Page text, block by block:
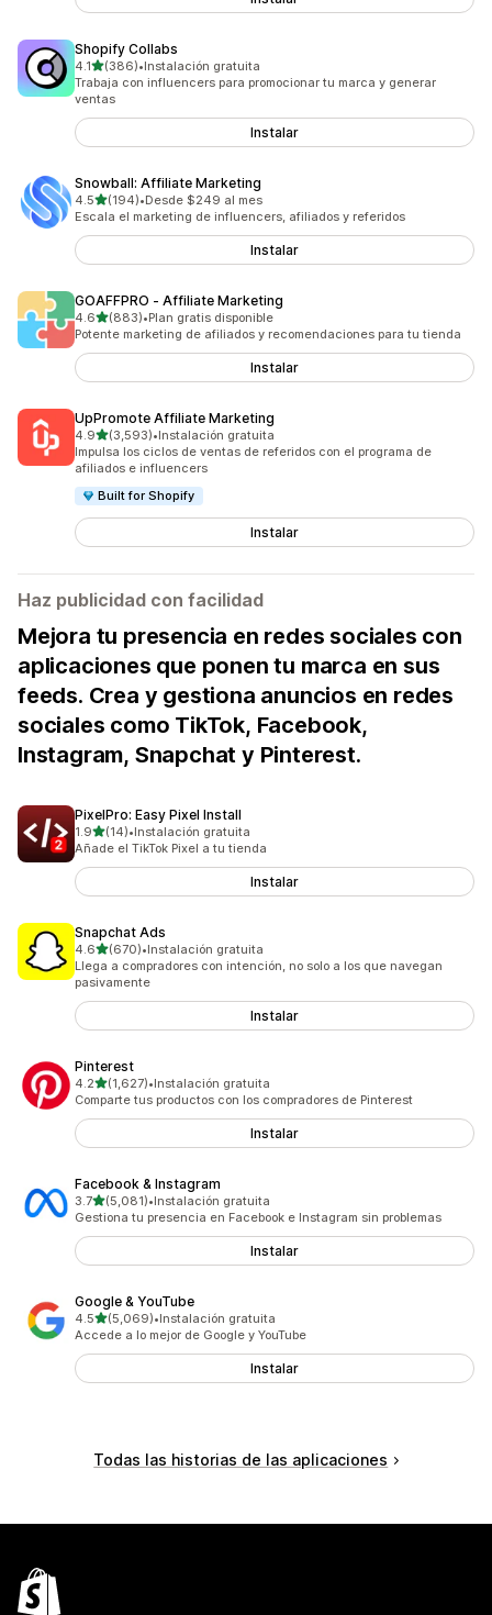
Shopify Collabs
4.1de 5 estrellas
(386)
386 reseñas en total
•Instalación gratuita
Trabaja con influencers para promocionar tu marca y generar
ventas
Instalar
Snowball: Affiliate Marketing
4.5de 5 estrellas
(194)
194 reseñas en total
•Desde $249 al mes
Escala el marketing de influencers, afiliados y referidos
Instalar
GOAFFPRO ‑ Affiliate Marketing
4.6de 5 estrellas
(883)
883 reseñas en total
•Plan gratis disponible
Potente marketing de afiliados y recomendaciones para tu tienda
Instalar
UpPromote Affiliate Marketing
4.9de 5 estrellas
(3,593)
3593 reseñas en total
•Instalación gratuita
Impulsa los ciclos de ventas de referidos con el programa de
afiliados e influencers
Built for Shopify
Instalar
Haz publicidad con facilidad
Mejora tu presencia en redes sociales con
aplicaciones que ponen tu marca en sus
feeds. Crea y gestiona anuncios en redes
sociales como TikTok, Facebook,
Instagram, Snapchat y Pinterest.
PixelPro: Easy Pixel Install
1.9de 5 estrellas
(14)
14 reseñas en total
•Instalación gratuita
Añade el TikTok Pixel a tu tienda
Instalar
Snapchat Ads
4.6de 5 estrellas
(670)
670 reseñas en total
•Instalación gratuita
Llega a compradores con intención, no solo a los que navegan
pasivamente
Instalar
Pinterest
4.2de 5 estrellas
(1,627)
1627 reseñas en total
•Instalación gratuita
Comparte tus productos con los compradores de Pinterest
Instalar
Facebook & Instagram
3.7de 5 estrellas
(5,081)
5081 reseñas en total
•Instalación gratuita
Gestiona tu presencia en Facebook e Instagram sin problemas
Instalar
Google & YouTube
4.5de 5 estrellas
(5,069)
5069 reseñas en total
•Instalación gratuita
Accede a lo mejor de Google y YouTube
Instalar
Todas las historias de las aplicaciones